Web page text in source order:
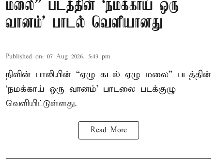
மலை” படத்தின் ‘நமக்காய் ஒரு
வானம்’ பாடல் வெளியானது
Published on: 07 Aug 2026, 5:43 pm
நிவின் பாலியின் “ஏழு கடல் ஏழு மலை” படத்தின்
‘நமக்காய் ஒரு வானம்’ பாடலை படக்குழு
வெளியிட்டுள்ளது.
Read More